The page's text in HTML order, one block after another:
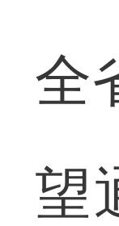
全
望